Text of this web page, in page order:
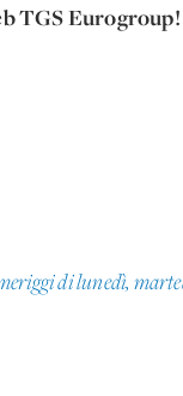
TGS Eurogroup!
di lunedì,